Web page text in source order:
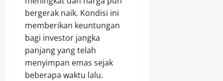
bergerak naik. Kondisi ini
memberikan keuntungan
bagi investor jangka
panjang yang telah
menyimpan emas sejak
beberapa waktu lalu.